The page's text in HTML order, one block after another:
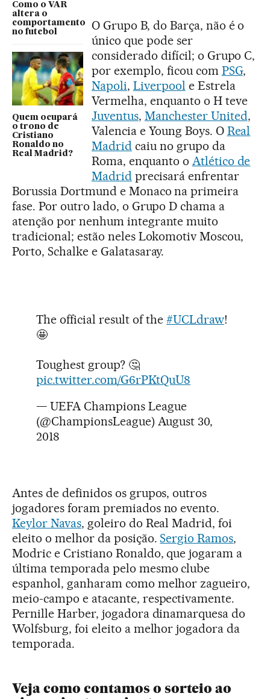
Como o VAR
altera o
comportamento
no futebol
Quem ocupará
o trono de
Cristiano
Ronaldo no
Real Madrid?
O Grupo B, do Barça, não é o
único que pode ser
considerado difícil; o Grupo C,
por exemplo, ficou com PSG,
Napoli, Liverpool e Estrela
Vermelha, enquanto o H teve
Juventus, Manchester United,
Valencia e Young Boys. O Real
Madridcaiu no grupo da
Roma, enquanto o Atlético de
Madridprecisará enfrentar
Borussia Dortmund e Monaco na primeira
fase. Por outro lado, o Grupo D chama a
atenção por nenhum integrante muito
tradicional; estão neles Lokomotiv Moscou,
Porto, Schalke e Galatasaray.
The official result of the #UCLdraw!
🤩
Toughest group? 🤔
pic.twitter.com/G6rPKtQuU8
— UEFA Champions League
(@ChampionsLeague) August 30,
2018
Antes de definidos os grupos, outros
jogadores foram premiados no evento.
Keylor Navas, goleiro do Real Madrid, foi
eleito o melhor da posição.Sergio Ramos,
Modric e Cristiano Ronaldo, que jogaram a
última temporada pelo mesmo clube
espanhol, ganharam como melhor zagueiro,
meio-campo e atacante, respectivamente.
Pernille Harber, jogadora dinamarquesa do
Wolfsburg, foi eleito a melhor jogadora da
temporada.
Veja como contamos o sorteio ao